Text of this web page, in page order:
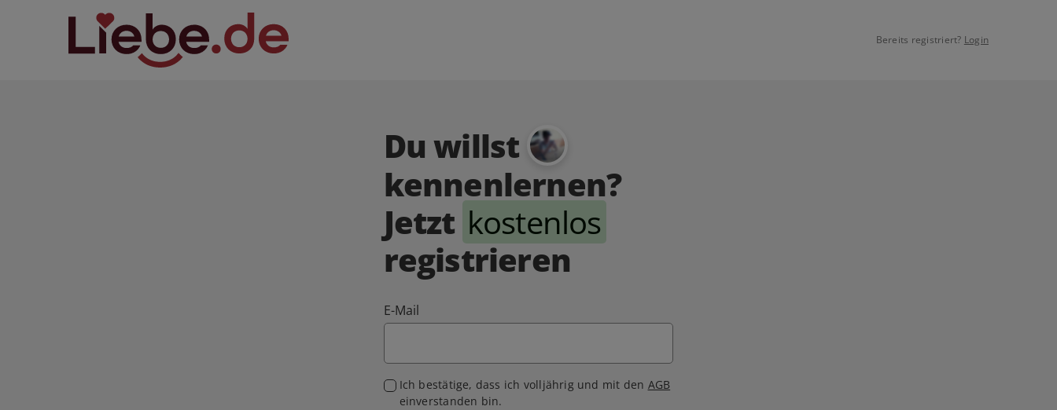
Bereits registriert? Login
Du willst
kennenlernen?
Jetzt kostenlos
registrieren
E-Mail
Ich bestätige, dass ich volljährig und mit den AGB
einverstanden bin.